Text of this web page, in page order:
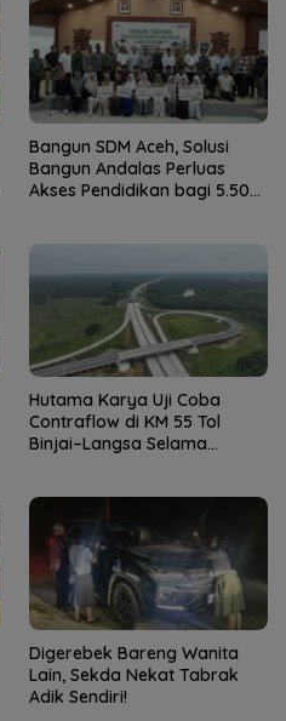
Bangun SDM Aceh, Solusi
Bangun Andalas Perluas
Akses Pendidikan bagi 5.500
Hutama Karya Uji Coba
Contraflow di KM 55 Tol
Binjai–Langsa Selama
Digerebek Bareng Wanita
Lain, Sekda Nekat Tabrak
Adik Sendiri!